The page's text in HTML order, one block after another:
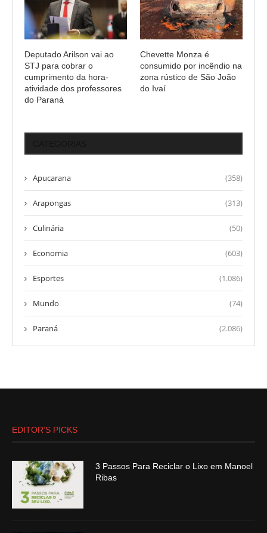
Deputado Arilson vai ao
STJ para cobrar o
cumprimento da hora-
atividade dos professores
do Paraná
Chevette Monza é
consumido por incêndio na
zona rústico de São João
do Ivaí
Apucarana (358)
Arapongas (313)
Culinária (50)
Economia (603)
Esportes (1.086)
Mundo (74)
Paraná (2.086)
EDITOR’S PICKS
3 Passos Para Reciclar o Lixo em Manoel
Ribas